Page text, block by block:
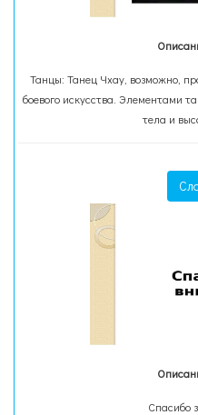
Танцы: Танец Чхау, возможно,
боевого искусства. Элементами
тела и
Спасибо